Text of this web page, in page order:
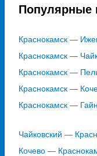
Популярные
Краснокамск —
Краснокамск —
Краснокамск —
Краснокамск —
Краснокамск —
Чайковский —
Кочево —